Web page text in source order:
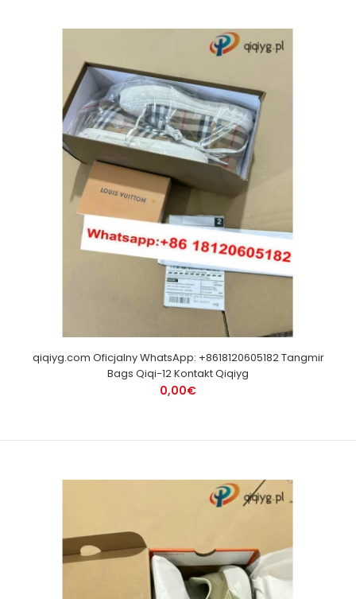
qiqiyg.com Oficjalny WhatsApp: +8618120605182 Tangmir
Bags Qiqi-12 Kontakt Qiqiyg
0,00€